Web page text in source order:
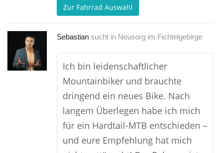
Zur Fahrrad Auswahl
Sebastian sucht in Neusorg im Fichtelgebirge
Ich bin leidenschaftlicher
Mountainbiker und brauchte
dringend ein neues Bike. Nach
langem Überlegen habe ich mich
für ein Hardtail-MTB entschieden –
und eure Empfehlung hat mich